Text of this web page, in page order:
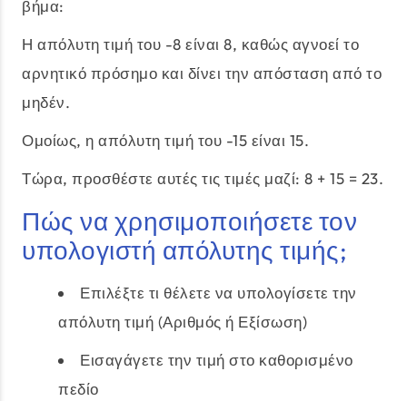
βήμα:
Η απόλυτη τιμή του -8 είναι 8, καθώς αγνοεί το
αρνητικό πρόσημο και δίνει την απόσταση από το
μηδέν.
Ομοίως, η απόλυτη τιμή του -15 είναι 15.
Τώρα, προσθέστε αυτές τις τιμές μαζί: 8 + 15 = 23.
Πώς να χρησιμοποιήσετε τον
υπολογιστή απόλυτης τιμής;
Επιλέξτε τι θέλετε να υπολογίσετε την
απόλυτη τιμή (Αριθμός ή Εξίσωση)
Εισαγάγετε την τιμή στο καθορισμένο
πεδίο